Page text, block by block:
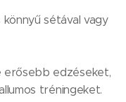
sétával vagy
erősebb edzéseket,
tréningeket.